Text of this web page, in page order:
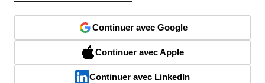
Continuer avec Google
Continuer avec Apple
Continuer avec LinkedIn